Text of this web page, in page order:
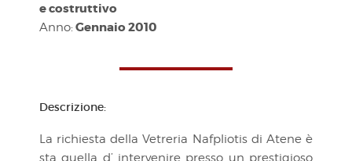
e costruttivo
Anno: Gennaio 2010
Descrizione:
La richiesta della Vetreria Nafpliotis di Atene è
sta quella d’ intervenire presso un prestigioso